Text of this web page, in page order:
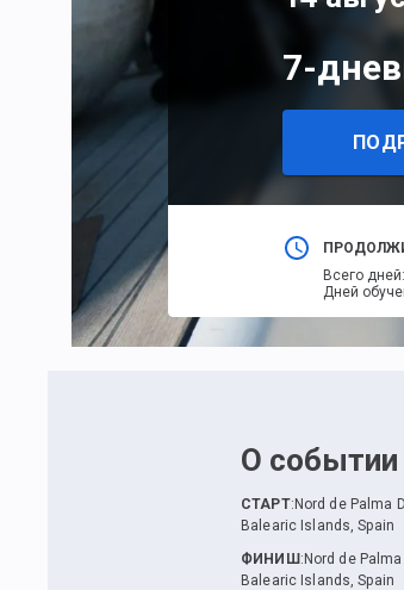
7-
Всего дней:
Дней
О событии
СТАРТ: Nord de Palma
Balearic Islands, Spain
ФИНИШ : Nord de
Balearic Islands, Spain